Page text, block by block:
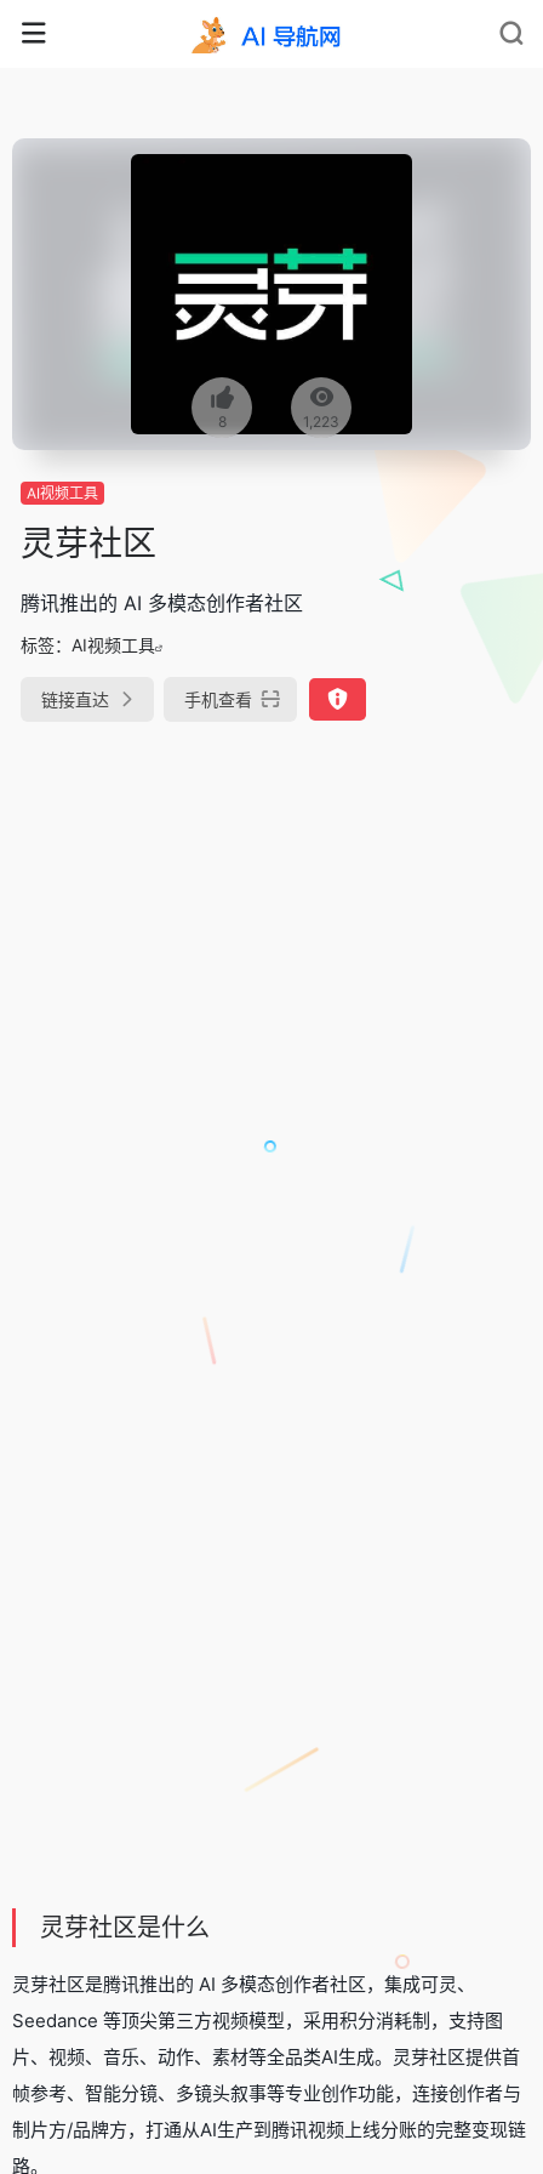
8 1,223
AI视频工具
灵芽社区
腾讯推出的 AI 多模态创作者社区
标签： AI视频工具
链接直达 手机查看
灵芽社区是什么
灵芽社区是腾讯推出的 AI 多模态创作者社区，集成可灵、
Seedance 等顶尖第三方视频模型，采用积分消耗制，支持图
片、视频、音乐、动作、素材等全品类AI生成。灵芽社区提供首
帧参考、智能分镜、多镜头叙事等专业创作功能，连接创作者与
制片方/品牌方，打通从AI生产到腾讯视频上线分账的完整变现链
路。